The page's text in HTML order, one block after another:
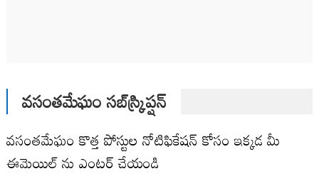
వసంతమేఘం సబ్‌స్క్రిప్షన్
వసంతమేఘం కొత్త పోస్టుల నోటిఫికేషన్ కోసం ఇక్కడ మీ
ఈమెయిల్ ను ఎంటర్ చేయండి